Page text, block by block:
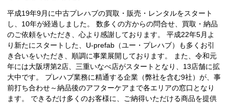
平成19年9月に中古プレハブの買取・販売・レンタルをスタート
し、10年が経過しました。 数多くの方からの問合せ、買取・納品
のご依頼をいただき、心より感謝しております。 平成22年5月よ
り新たにスタートした、U-prefab（ユー・プレハブ）も多くお引
き合いをいただき、順調に事業展開しております。 また、令和元
年には大阪堺第2店、三重いなべ店がスタートとなり、13店舗に拡
大中です。 プレハブ業務に精通する企業（弊社を含む9社）が、事
前打ち合わせ～納品後のアフターケアまで各エリアの窓口となり
ます。 できるだけ多くのお客様に、ご納得いただける商品を提供